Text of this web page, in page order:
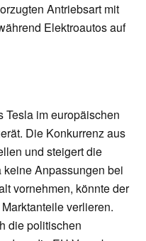
Antriebsart mit
Elektroautos auf
Tesla im europäischen
Die Konkurrenz aus
und steigert die
Anpassungen bei
vornehmen, könnte der
verlieren.
die politischen